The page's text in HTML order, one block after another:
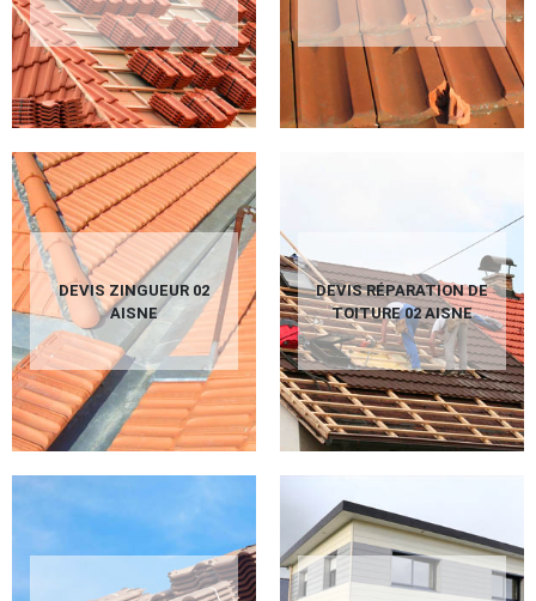
DEVIS ZINGUEUR 02
AISNE
DEVIS RÉPARATION DE
TOITURE 02 AISNE